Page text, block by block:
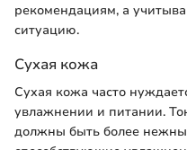
рекомендациям, а
ситуацию.
Сухая кожа
Сухая кожа часто
увлажнении и питании.
должны быть более